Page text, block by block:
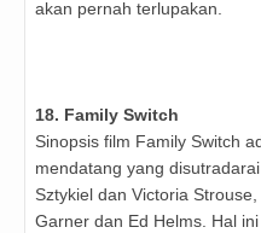
akan pernah terlupakan.
18. Family Switch
Sinopsis film Family Switch
mendatang yang
Sztykiel dan Victoria
Garner dan Ed Helms. Hal